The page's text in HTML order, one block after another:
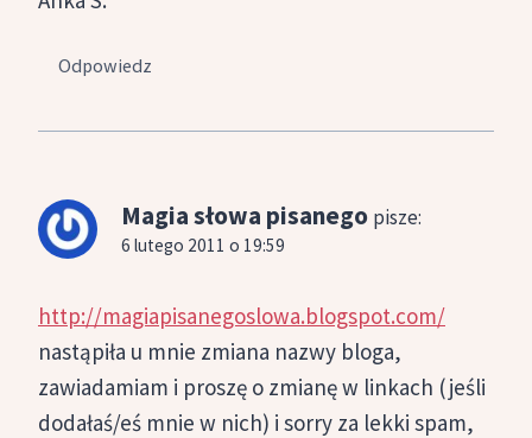
Odpowiedz
Magia słowa pisanego pisze:
6 lutego 2011 o 19:59
http://magiapisanegoslowa.blogspot.com/
nastąpiła u mnie zmiana nazwy bloga,
zawiadamiam i proszę o zmianę w linkach (jeśli
dodałaś/eś mnie w nich) i sorry za lekki spam,